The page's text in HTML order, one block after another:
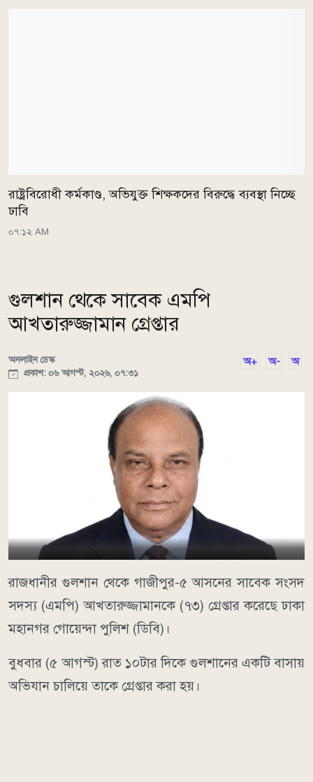
রাষ্ট্রবিরোধী কর্মকাণ্ড, অভিযুক্ত শিক্ষকদের বিরুদ্ধে ব্যবস্থা নিচ্ছে
ঢাবি
০৭:১২ AM
গুলশান থেকে সাবেক এমপি
আখতারুজ্জামান গ্রেপ্তার
অনলাইন ডেস্ক
প্রকাশ: ০৬ আগস্ট, ২০২৬, ০৭:৩১
অ+ অ- অ
রাজধানীর গুলশান থেকে গাজীপুর-৫ আসনের সাবেক সংসদ
সদস্য (এমপি) আখতারুজ্জামানকে (৭৩) গ্রেপ্তার করেছে ঢাকা
মহানগর গোয়েন্দা পুলিশ (ডিবি)।
বুধবার (৫ আগস্ট) রাত ১০টার দিকে গুলশানের একটি বাসায়
অভিযান চালিয়ে তাকে গ্রেপ্তার করা হয়।